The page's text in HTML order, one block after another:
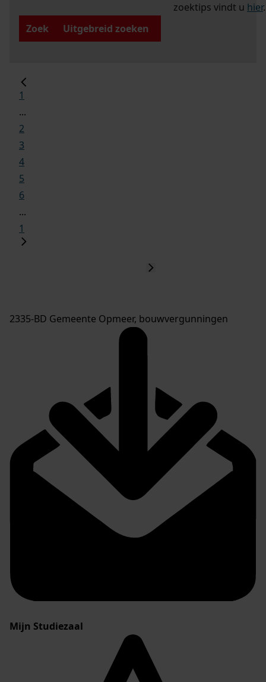
zoektips vindt u hier.
Zoek
Uitgebreid zoeken
1
...
2
3
4
5
6
...
1
2335-BD Gemeente Opmeer, bouwvergunningen
Mijn Studiezaal